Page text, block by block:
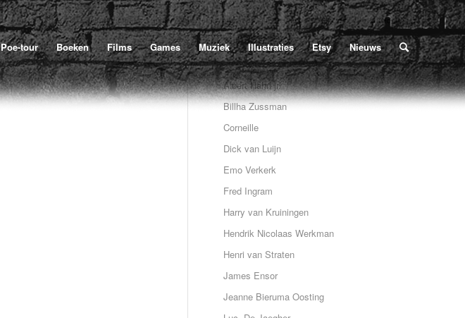
Poe-tour Boeken Films Games Muziek Illustraties Etsy Nieuws
U bevindt zich hier: Home / Poe / Illustraties / Roland De Winter / Roland de Winter (Hopfrog1)
Albert Hahn jr.
Billha Zussman
Corneille
Dick van Luijn
Emo Verkerk
Fred Ingram
Harry van Kruiningen
Hendrik Nicolaas Werkman
Henri van Straten
James Ensor
Jeanne Bieruma Oosting